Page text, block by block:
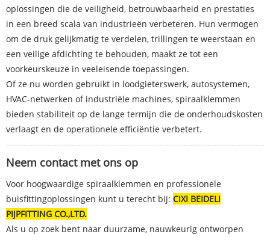
oplossingen die de veiligheid, betrouwbaarheid en prestaties
in een breed scala van industrieën verbeteren. Hun vermogen
om de druk gelijkmatig te verdelen, trillingen te weerstaan ​​en
een veilige afdichting te behouden, maakt ze tot een
voorkeurskeuze in veeleisende toepassingen.
Of ze nu worden gebruikt in loodgieterswerk, autosystemen,
HVAC-netwerken of industriële machines, spiraalklemmen
bieden stabiliteit op de lange termijn die de onderhoudskosten
verlaagt en de operationele efficiëntie verbetert.
Neem contact met ons op
Voor hoogwaardige spiraalklemmen en professionele
buisfittingoplossingen kunt u terecht bij: CIXI BEIDELI
PIJPFITTING CO.,LTD.
Als u op zoek bent naar duurzame, nauwkeurig ontworpen